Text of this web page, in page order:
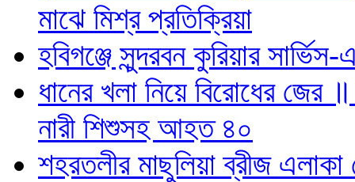
মাঝে মিশ্র প্রতিক্রিয়া
হবিগঞ্জে সুন্দরবন কুরিয়ার
ধানের খলা নিয়ে বিরোধের জের
নারী শিশুসহ আহত ৪০
শহরতলীর মাছুলিয়া ব্রীজ